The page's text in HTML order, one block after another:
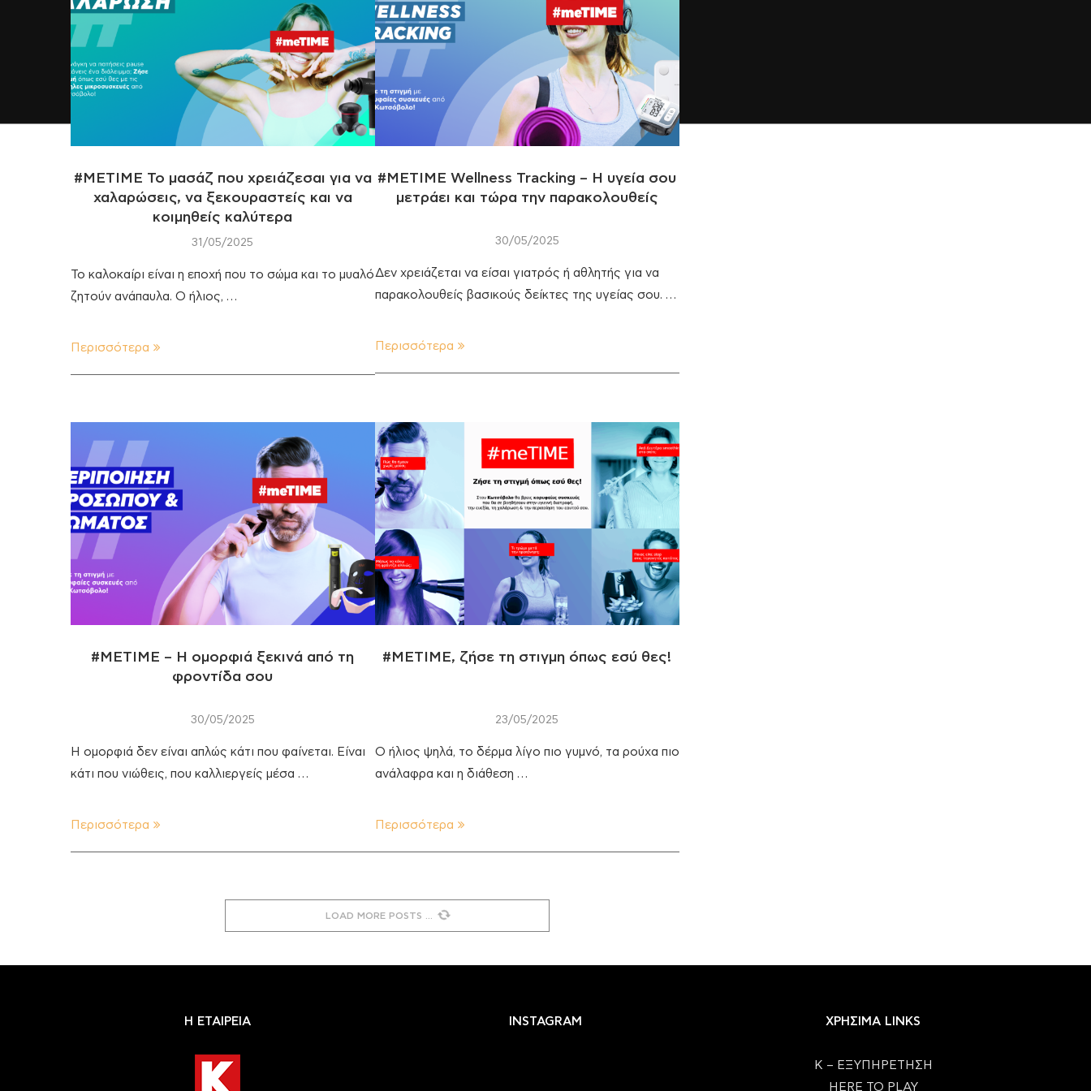
#METIME Το μασάζ που χρειάζεσαι για να
χαλαρώσεις, να ξεκουραστείς και να
κοιμηθείς καλύτερα
31/05/2025
Το καλοκαίρι είναι η εποχή που το σώμα και το μυαλό
ζητούν ανάπαυλα. Ο ήλιος, …
Περισσότερα
#ΜΕΤΙΜΕ Wellness Tracking – Η υγεία σου
μετράει και τώρα την παρακολουθείς
30/05/2025
Δεν χρειάζεται να είσαι γιατρός ή αθλητής για να
παρακολουθείς βασικούς δείκτες της υγείας σου. …
Περισσότερα
#ΜΕΤΙΜΕ – Η ομορφιά ξεκινά από τη
φροντίδα σου
30/05/2025
Η ομορφιά δεν είναι απλώς κάτι που φαίνεται. Είναι
κάτι που νιώθεις, που καλλιεργείς μέσα …
Περισσότερα
#METIME, ζήσε τη στιγμη όπως εσύ θες!
23/05/2025
Ο ήλιος ψηλά, το δέρμα λίγο πιο γυμνό, τα ρούχα πιο
ανάλαφρα και η διάθεση …
Περισσότερα
LOAD MORE POSTS
Η ΕΤΑΙΡΕΙΑ INSTAGRAM ΧΡΗΣΙΜΑ LINKS
Κ – ΕΞΥΠΗΡΕΤΗΣΗ
HERE TO PLAY